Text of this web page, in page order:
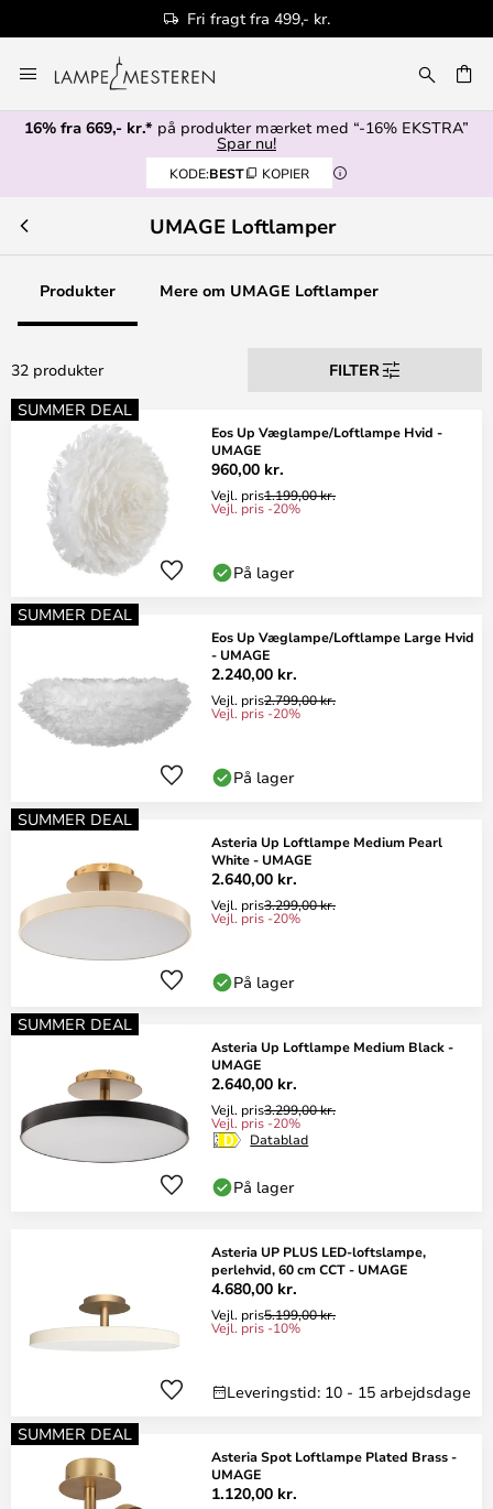
Fri fragt fra 499,- kr.
to
Content
16% fra 669,- kr.* på produkter mærket med “-16% EKSTRA”
Spar nu!
KODE:BEST KOPIER
UMAGE Loftlamper
Produkter Mere om UMAGE Loftlamper
32 produkter
FILTER
SUMMER DEAL
Eos Up Væglampe/Loftlampe Hvid -
UMAGE
960,00 kr.
Vejl. pris1.199,00 kr.
Vejl. pris -20%
På lager
SUMMER DEAL
Eos Up Væglampe/Loftlampe Large Hvid
- UMAGE
2.240,00 kr.
Vejl. pris2.799,00 kr.
Vejl. pris -20%
På lager
SUMMER DEAL
Asteria Up Loftlampe Medium Pearl
White - UMAGE
2.640,00 kr.
Vejl. pris3.299,00 kr.
Vejl. pris -20%
På lager
SUMMER DEAL
Asteria Up Loftlampe Medium Black -
UMAGE
2.640,00 kr.
Vejl. pris3.299,00 kr.
Vejl. pris -20%
Datablad
På lager
Asteria UP PLUS LED-loftslampe,
perlehvid, 60 cm CCT - UMAGE
4.680,00 kr.
Vejl. pris5.199,00 kr.
Vejl. pris -10%
Leveringstid: 10 - 15 arbejdsdage
SUMMER DEAL
Asteria Spot Loftlampe Plated Brass -
UMAGE
1.120,00 kr.